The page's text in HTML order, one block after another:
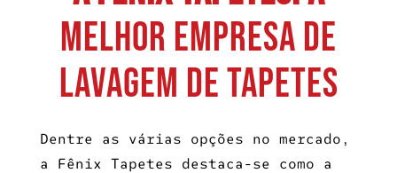
Melhor Empresa de
Lavagem de Tapetes
Dentre as várias opções no mercado,
a Fênix Tapetes destaca-se como a